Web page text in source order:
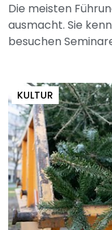
Die meisten
ausmacht. Sie
besuchen
KULTUR